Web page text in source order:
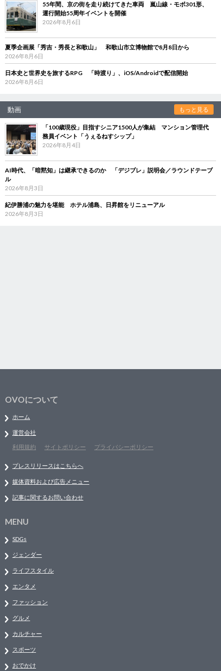
55年間、京の街を走り続けてきた車両 嵐山線・モボ301形、
運行開始55周年イベントを開催
2026年8月6日
夏季企画展「秀吉・秀長と和歌山」 和歌山市立博物館で8月8日から
2026年8月6日
日本史と世界史を旅するRPG 「時渡り」、iOS/Androidで配信開始
2026年8月6日
動画 もっと見る
「100歳現役」目指すシニア1500人が集結 マンション管理代
務員イベント「うぇるねすシップ」
2026年8月4日
AI時代、「暗黙知」は継承できるのか 「デジブレ」説明会／ラウンドテーブ
ル
2026年8月3日
紀伊勝浦の魅力を堪能 ホテル浦島、日昇館をリニューアル
2026年8月3日
OVOについて
ホーム
運営会社
利用規約
サイトポリシー プライバシーポリシー
プレスリリースはこちらへ
媒体資料および広告メニュー
記事に関するお問い合わせ
MENU
SDGs
ジェンダー
ライフスタイル
エンタメ
ファッション
グルメ
カルチャー
スポーツ
おでかけ